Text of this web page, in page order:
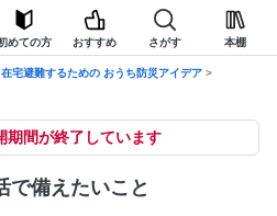
めての方 おすすめ さがす 本棚
宅避難するための おうち防災アイデア
期間が終了しています
で備えたいこと